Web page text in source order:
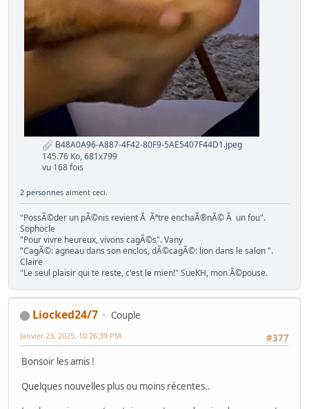
B48A0A96-A887-4F42-80F9-5AE5407F44D1.jpeg
145.76 Ko, 681x799
vu 168 fois
2 personnes aiment ceci.
"PossÃ©der un pÃ©nis revient Ã Ãªtre enchaÃ®nÃ© Ã un fou".
Sophocle
"Pour vivre heureux, vivons cagÃ©s". Vany
"CagÃ©: agneau dans son enclos, dÃ©cagÃ©: lion dans le salon ".
Claire
"Le seul plaisir qui te reste, c'est le mien!" SueKH, mon Ã©pouse.
Liocked24/7
Couple
#377
Janvier 23, 2025, 10:26:39 PM
Bonsoir les amis !
Quelques nouvelles plus ou moins récentes..